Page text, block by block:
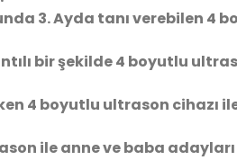
3. Ayda tanı verebilen 4
bir şekilde 4 boyutlu
4 boyutlu ultrason cihazı
ile anne ve baba